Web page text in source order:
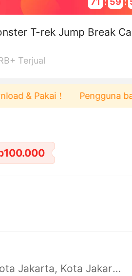
T-rek Jump Break
Terjual
Pakai！ Pengguna baru
Daerah Khusus Ibukota Jakarta, Kota Jakarta Barat, Cengkareng, yy